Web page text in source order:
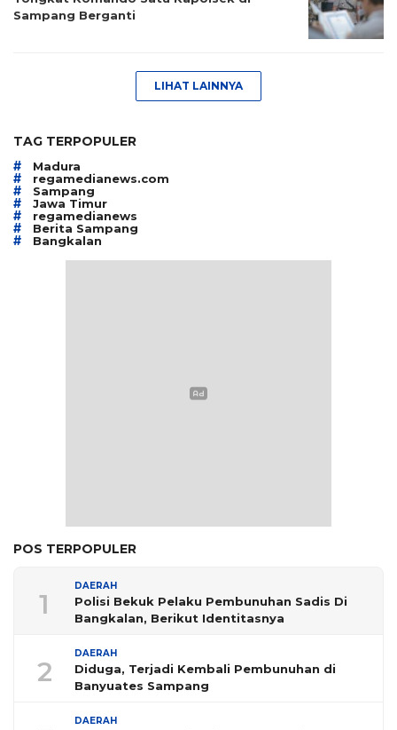
Sampang Berganti
LIHAT LAINNYA
TAG TERPOPULER
# Madura
# regamedianews.com
# Sampang
# Jawa Timur
# regamedianews
# Berita Sampang
# Bangkalan
POS TERPOPULER
1
DAERAH
Polisi Bekuk Pelaku Pembunuhan Sadis Di
Bangkalan, Berikut Identitasnya
2
DAERAH
Diduga, Terjadi Kembali Pembunuhan di
Banyuates Sampang
DAERAH